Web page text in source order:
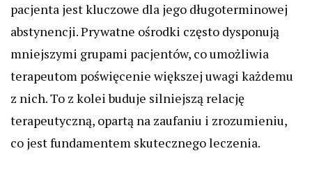
pacjenta jest kluczowe dla jego długoterminowej
abstynencji. Prywatne ośrodki często dysponują
mniejszymi grupami pacjentów, co umożliwia
terapeutom poświęcenie większej uwagi każdemu
z nich. To z kolei buduje silniejszą relację
terapeutyczną, opartą na zaufaniu i zrozumieniu,
co jest fundamentem skutecznego leczenia.